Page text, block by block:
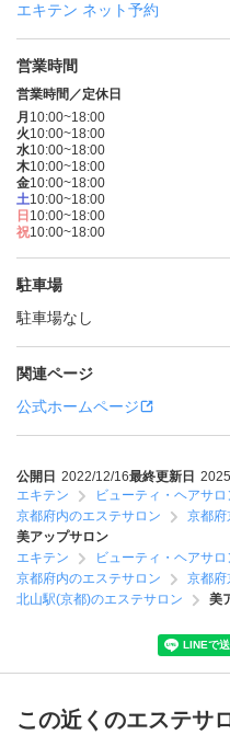
エキテン ネット予約
営業時間
営業時間／定休日
月 10:00~18:00
火10:00~18:00
水10:00~18:00
木10:00~18:00
金10:00~18:00
土10:00~18:00
日 10:00~18:00
祝10:00~18:00
駐車場
駐車場なし
関連ページ
公式ホームページ
公開日 2022/12/16最終更新日
エキテン
ビューティ・ヘアサロ
京都府内のエステサロン
京都府
美アップサロン
エキテン
ビューティ・ヘアサロ
京都府内のエステサロン
京都府
北山駅(京都)のエステサロン
美
この近くのエステサ